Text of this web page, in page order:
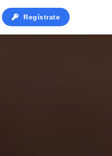
Regístrate